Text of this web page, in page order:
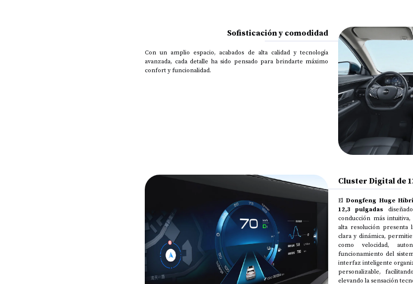
Sofisticación y comodidad
Con un amplio espacio, acabados de alta calidad y tecnología
avanzada, cada detalle ha sido pensado para brindarte máximo
confort y funcionalidad.
Cluster Digital de
El Dongfeng Huge
12,3 pulgadas
conducción más
alta resolución
clara y dinámica,
como velocidad,
funcionamiento del
interfaz inteligente
personalizable,
elevando la sensación